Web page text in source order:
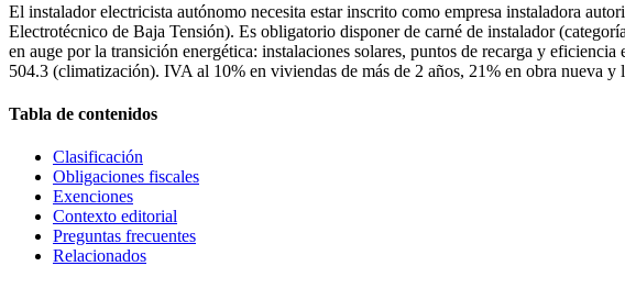
El instalador electricista autónomo necesita estar inscrito como empresa instaladora
Electrotécnico de Baja Tensión). Es obligatorio disponer de carné de instalador
en auge por la transición energética: instalaciones solares, puntos de recarga y
504.3 (climatización). IVA al 10% en viviendas de más de 2 años, 21% en obra nueva
Tabla de contenidos
Clasificación
Obligaciones fiscales
Exenciones
Contexto editorial
Preguntas frecuentes
Relacionados